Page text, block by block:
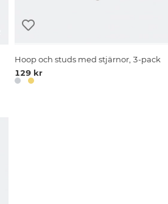
Hoop och studs med stjärnor, 3-pack
129 kr